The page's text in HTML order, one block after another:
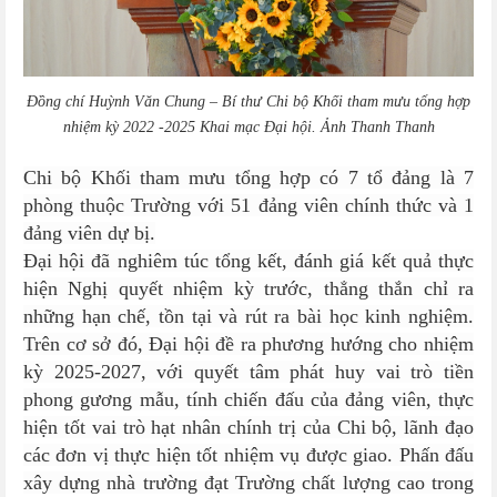
Đồng chí Huỳnh Văn Chung – Bí thư Chi bộ Khối tham mưu tổng hợp
nhiệm kỳ 2022 -2025 Khai mạc Đại hội. Ảnh Thanh Thanh
Chi bộ Khối tham mưu tổng hợp có 7 tổ đảng là 7
phòng thuộc Trường với 51 đảng viên chính thức và 1
đảng viên dự bị.
Đại hội đã nghiêm túc tổng kết, đánh giá kết quả thực
hiện Nghị quyết nhiệm kỳ trước, thẳng thắn chỉ ra
những hạn chế, tồn tại và rút ra bài học kinh nghiệm.
Trên cơ sở đó, Đại hội đề ra phương hướng cho nhiệm
kỳ 2025-2027, với quyết tâm phát huy vai trò tiền
phong gương mẫu, tính chiến đấu của đảng viên, thực
hiện tốt vai trò hạt nhân chính trị của Chi bộ, lãnh đạo
các đơn vị thực hiện tốt nhiệm vụ được giao. Phấn đấu
xây dựng nhà trường đạt Trường chất lượng cao trong